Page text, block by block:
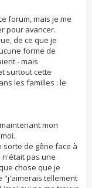
forum, mais je me
pour avancer.
de ce que je
forme de
- mais
surtout cette
les familles : le
mon
de gêne face à
n'était pas une
chose que je
"j'aimerais tellement